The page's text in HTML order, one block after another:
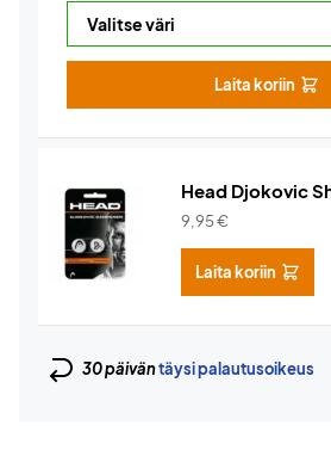
Laita koriin
Head Djokovic
9,95€
Laita koriin
30 päiväntäysi palautusoikeus